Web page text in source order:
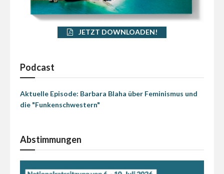
JETZT DOWNLOADEN!
Podcast
Aktuelle Episode: Barbara Blaha über Feminismus und
die "Funkenschwestern"
Abstimmungen